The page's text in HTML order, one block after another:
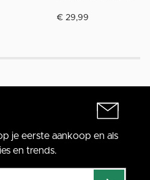
€ 29,99
je eerste aankoop en als
en trends.